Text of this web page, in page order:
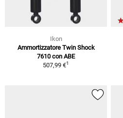
Ikon
Ammortizzatore Twin Shock
7610 con ABE
507,99 €1